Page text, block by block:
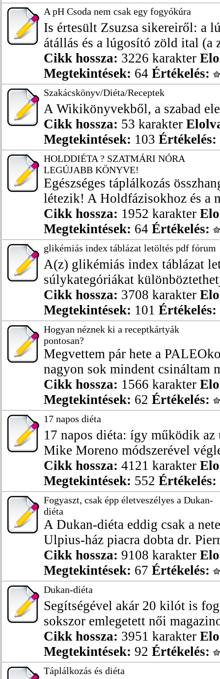
A pH Csoda nem csak egy fogyókúra
Is értesült Zsuzsa sikereiről: a
átállás és a lúgosító zöld ital (a
Cikk hossza: 3226 karakter
Megtekintések: 64 Értékelés:
Szakácskönyv/Diéta/Receptek
A Wikikönyvekből, a szabad
Cikk hossza: 53 karakter
Megtekintések: 103 Értékelés:
HOLDDIÉTA ? SZATMÁRI NÓRA
LEGÚJABB KÖNYVE!
Egészséges táplálkozás
létezik! A Holdfázisokhoz és a
Cikk hossza: 1952 karakter
Megtekintések: 64 Értékelés:
glikémiás index táblázat letöltés pdf fórum
A(z) glikémiás index táblázat
súlykategóriákat
Cikk hossza: 3708 karakter
Megtekintések: 101 Értékelés:
Hogyan néznek ki a receptkártyák
pontosan?
Megvettem pár hete a
nagyon sok mindent csináltam
Cikk hossza: 1566 karakter
Megtekintések: 62 Értékelés:
17 napos diéta
17 napos diéta: így működik
Mike Moreno módszerével
Cikk hossza: 4121 karakter
Megtekintések: 552 Értékelés:
Fogyaszt, csak épp életveszélyes a Dukan-
diéta
A Dukan-diéta eddig csak a
Ulpius-ház piacra dobta dr.
Cikk hossza: 9108 karakter
Megtekintések: 67 Értékelés:
Dukan-diéta
Segítségével akár 20 kilót is
sokszor emlegetett női
Cikk hossza: 3951 karakter
Megtekintések: 92 Értékelés:
Táplálkozás és diéta